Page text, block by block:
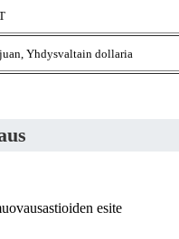
Yhdysvaltain dollaria
esite